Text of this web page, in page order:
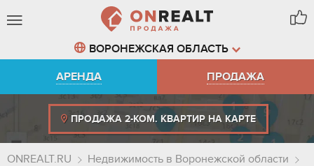
ВОРОНЕЖСКАЯ ОБЛАСТЬ
АРЕНДА
ПРОДАЖА
ПРОДАЖА 2-КОМ. КВАРТИР НА КАРТЕ
ONREALT.RU
Недвижимость в Воронежской области